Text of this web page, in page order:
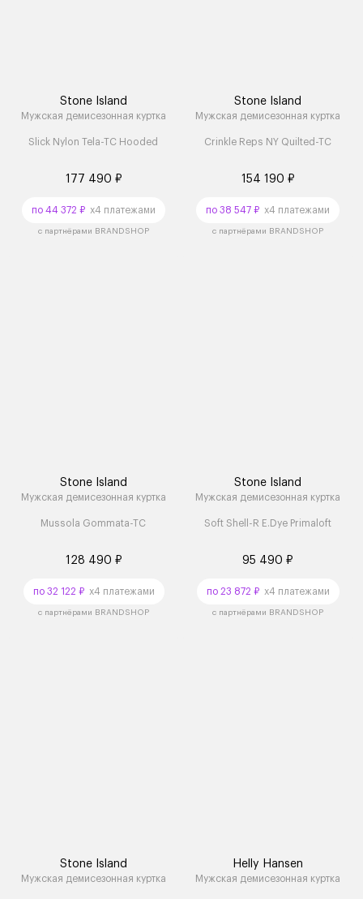
Stone Island
Мужская демисезонная куртка
Slick Nylon Tela-TC Hooded
177 490 ₽
по 44 372 ₽ x4 платежами
с партнёрами BRANDSHOP
Stone Island
Мужская демисезонная куртка
Crinkle Reps NY Quilted-TC
154 190 ₽
по 38 547 ₽ x4 платежами
с партнёрами BRANDSHOP
Stone Island
Мужская демисезонная куртка
Mussola Gommata-TC
128 490 ₽
по 32 122 ₽x4 платежами
с партнёрами BRANDSHOP
Stone Island
Мужская демисезонная куртка
Soft Shell-R E.Dye Primaloft
95 490 ₽
по 23 872 ₽x4 платежами
с партнёрами BRANDSHOP
Stone Island
Мужская демисезонная куртка
Helly Hansen
Мужская демисезонная куртка